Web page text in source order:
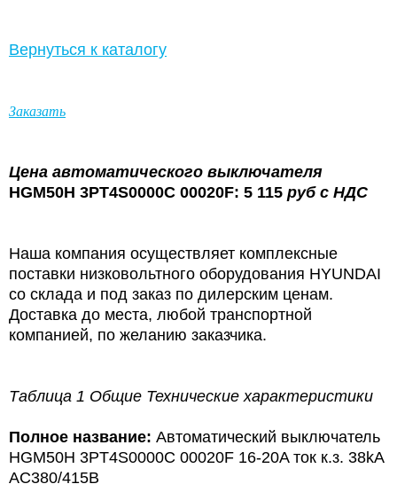
Вернуться к каталогу
Заказать
Цена автоматического выключателя
HGM50H 3PT4S0000C 00020F: 5 115 руб с НДС
Наша компания осуществляет комплексные
поставки низковольтного оборудования HYUNDAI
со склада и под заказ по дилерским ценам.
Доставка до места, любой транспортной
компанией, по желанию заказчика.
Таблица 1 Общие Технические характеристики
Полное название: Автоматический выключатель
HGM50H 3PT4S0000C 00020F 16-20A ток к.з. 38kA
AC380/415В